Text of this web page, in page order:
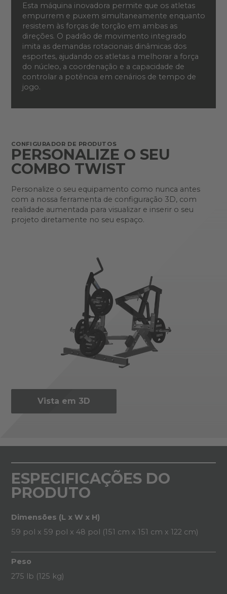
Esta máquina inovadora permite que os atletas
empurrem e puxem simultaneamente enquanto
resistem às forças de torção em ambas as
direções. O padrão de movimento integrado
imita as demandas rotacionais dinâmicas dos
esportes, ajudando os atletas a melhorar a força
do núcleo, a coordenação e a capacidade de
controlar a potência em cenários de tempo de
jogo.
CONFIGURADOR DE PRODUTOS
PERSONALIZE O SEU
COMBO TWIST
Personalize o seu equipamento como nunca antes
com a nossa ferramenta de configuração 3D, com
realidade aumentada para visualizar e inserir o seu
projeto diretamente no seu espaço.
Vista em 3D
ESPECIFICAÇÕES DO
PRODUTO
Dimensões (L x W x H)
59 pol x 59 pol x 48 pol (151 cm x 151 cm x 122 cm)
Peso
275 lb (125 kg)